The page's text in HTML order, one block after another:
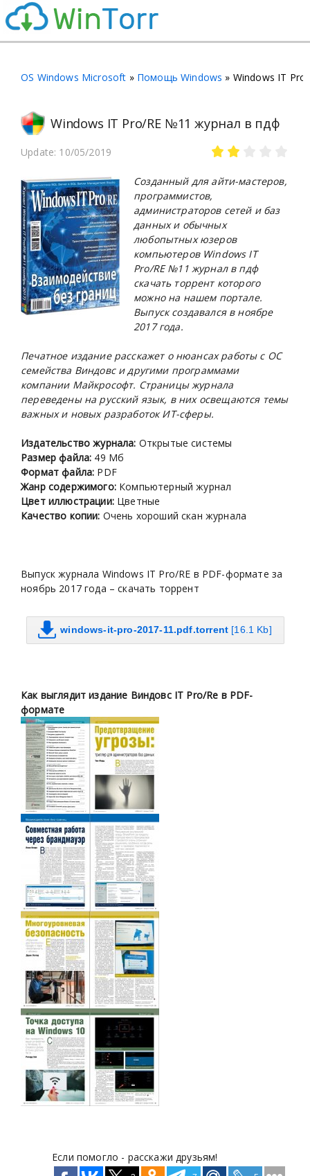
OS Windows Microsoft » Помощь Windows » Windows IT
Windows IT Pro/RE №11 журнал в пдф
Update: 10/05/2019
Созданный для айти-мастеров,
программистов,
администраторов сетей и баз
данных и обычных
любопытных юзеров
компьютеров Windows IT
Pro/RE №11 журнал в пдф
скачать торрент которого
можно на нашем портале.
Выпуск создавался в ноябре
2017 года.
Печатное издание расскажет о нюансах работы с ОС
семейства Виндовс и другими программами
компании Майкрософт. Страницы журнала
переведены на русский язык, в них освещаются темы
важных и новых разработок ИТ-сферы.
Издательство журнала: Открытые системы
Размер файла: 49 Мб
Формат файла: PDF
Жанр содержимого:Компьютерный журнал
Цвет иллюстрации: Цветные
Качество копии: Очень хороший скан журнала
Выпуск журнала Windows IT Pro/RE в PDF-формате за
ноябрь 2017 года – скачать торрент
windows-it-pro-2017-11.pdf.torrent [16.1 Kb]
Как выглядит издание Виндовс IT Pro/Re в PDF-
формате
Если помогло - расскажи друзьям!